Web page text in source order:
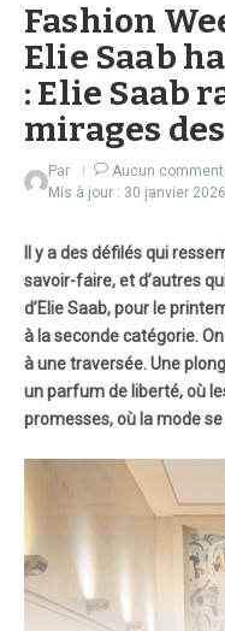
Fashion
Elie Saab
: Elie Saab
mirages
Par Aucun
Mis à jour : 30 janvier 2026
Il y a des défilés qui
savoir-faire, et d’autres
d’Elie Saab, pour le
à la seconde catégorie.
à une traversée. Une
un parfum de liberté, où
promesses, où la mode